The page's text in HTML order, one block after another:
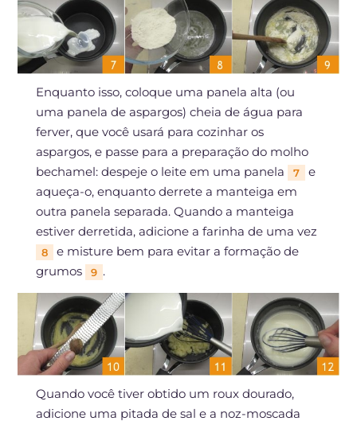
Enquanto isso, coloque uma panela alta (ou
uma panela de aspargos) cheia de água para
ferver, que você usará para cozinhar os
aspargos, e passe para a preparação do molho
bechamel: despeje o leite em uma panela
7
e
aqueça-o, enquanto derrete a manteiga em
outra panela separada. Quando a manteiga
estiver derretida, adicione a farinha de uma vez
8
e misture bem para evitar a formação de
grumos
9 .
Quando você tiver obtido um roux dourado,
adicione uma pitada de sal e a noz-moscada